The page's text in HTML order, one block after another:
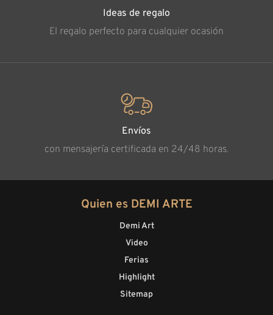
Ideas de regalo
El regalo perfecto para cualquier ocasión
Envíos
con mensajería certificada en 24/48 horas.
Quien es DEMI ARTE
Demi Art
Video
Ferias
Highlight
Sitemap